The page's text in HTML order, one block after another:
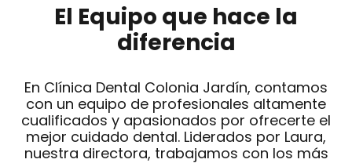
El Equipo que hace la
diferencia
En Clínica Dental Colonia Jardín, contamos
con un equipo de profesionales altamente
cualificados y apasionados por ofrecerte el
mejor cuidado dental. Liderados por Laura,
nuestra directora, trabajamos con los más